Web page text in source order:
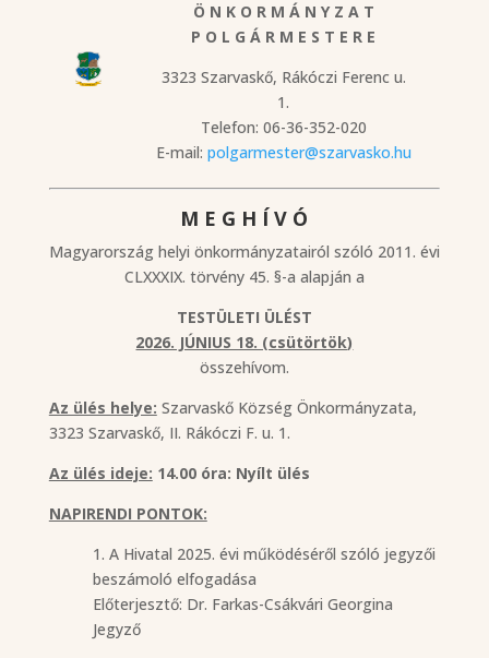
Ö N K O R M Á N Y Z A T
P O L G Á R M E S T E R E
3323 Szarvaskő, Rákóczi Ferenc u.
1.
Telefon: 06-36-352-020
E-mail: polgarmester@szarvasko.hu
M E G H Í V Ó
Magyarország helyi önkormányzatairól szóló 2011. évi
CLXXXIX. törvény 45. §-a alapján a
TESTÜLETI ÜLÉST
2026. JÚNIUS 18. (csütörtök)
összehívom.
Az ülés helye: Szarvaskő Község Önkormányzata,
3323 Szarvaskő, II. Rákóczi F. u. 1.
Az ülés ideje: 14.00 óra: Nyílt ülés
NAPIRENDI PONTOK:
1. A Hivatal 2025. évi működéséről szóló jegyzői
beszámoló elfogadása
Előterjesztő: Dr. Farkas-Csákvári Georgina
Jegyző